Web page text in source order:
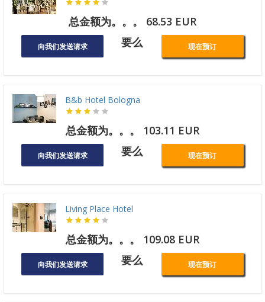
总金额为。。。 68.53 EUR
向我们发送请求 要么 现在预订
B&b Hotel Bologna
总金额为。。。 103.11 EUR
向我们发送请求 要么 现在预订
Living Place Hotel
总金额为。。。 109.08 EUR
向我们发送请求 要么 现在预订